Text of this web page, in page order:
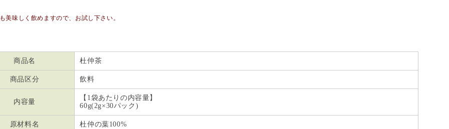
美味しく飲めますので、お試し下さい。
商品名 杜仲茶
商品区分 飲料
内容量
【1袋あたりの内容量】
60g(2g×30パック)
原材料名 杜仲の葉100%